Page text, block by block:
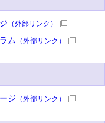
（外部リンク）
ム （外部リンク）
ジ （外部リンク）